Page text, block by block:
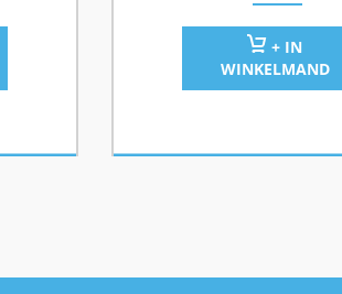
+ IN
WINKELMAND